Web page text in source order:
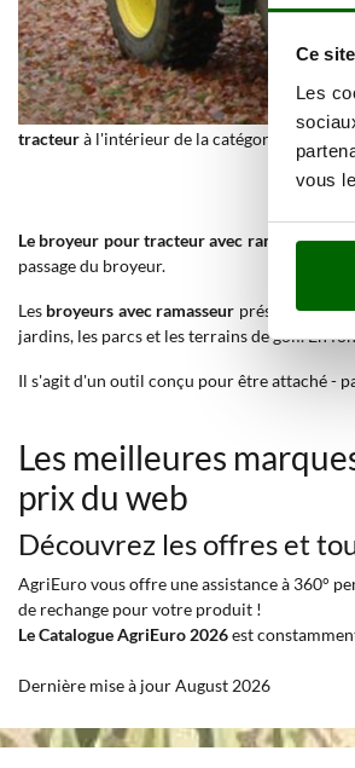
Ce
Les
vous
tracteurà l'intérieur de la catégorie est
Le broyeur pour tracteur avec ramassageest
passage du broyeur.
Les broyeurs avec ramasseur présents dans
jardins, les parcs et les terrains de golf. En
Il s'agit d'un outil conçu pour être attaché -
Les meilleures
prix du web
Découvrez les offres et
AgriEuro vous offre une assistance à 360°
de rechange pour votre produit !
Le Catalogue AgriEuro 2026est
Dernière mise à jour August 2026